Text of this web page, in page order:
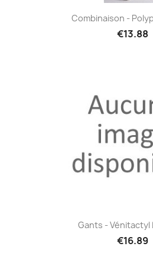
Combinaison -
€13.88
Gants - Vénitactyl
€16.89